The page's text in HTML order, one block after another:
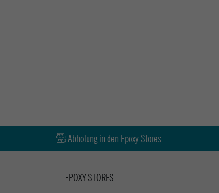
Abholung in den Epoxy Stores
EPOXY STORES